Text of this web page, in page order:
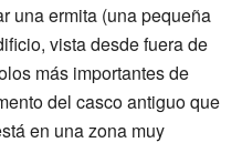
una ermita (una pequeña
vista desde fuera de
más importantes de
del casco antiguo que
en una zona muy